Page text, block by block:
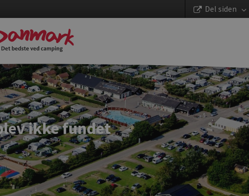
Del siden
ikke fundet